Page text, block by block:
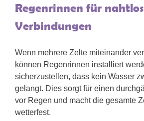
Regenrinnen für
Verbindungen
Wenn mehrere Zelte miteinander
können Regenrinnen installiert
sicherzustellen, dass kein Wasser
gelangt. Dies sorgt für einen
vor Regen und macht die gesamte
wetterfest.